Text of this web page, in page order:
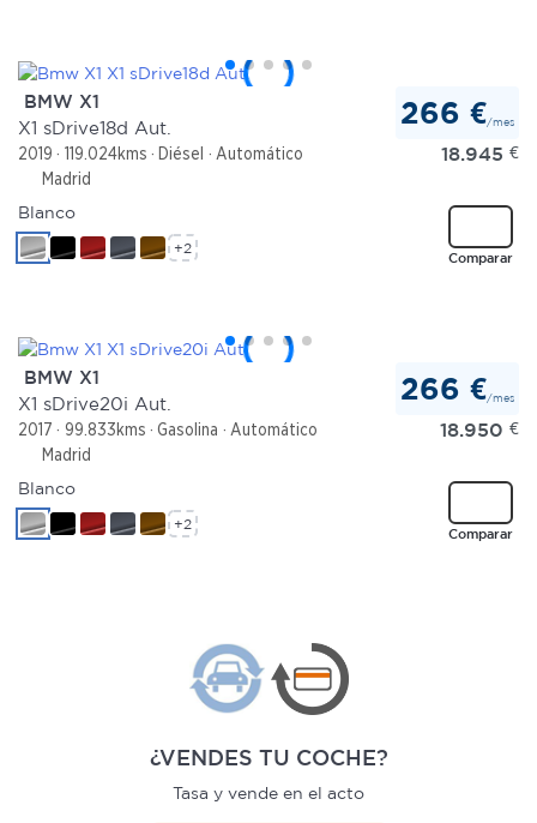
BMW X1
X1 sDrive18d Aut.
2019 119.024kms Diésel
Automático
Madrid
266 €/mes
18.945 €
Comparar
Blanco
+2
BMW X1
X1 sDrive20i Aut.
2017 99.833kms Gasolina
Automático
Madrid
266 €/mes
18.950 €
Comparar
Blanco
+2
¿VENDES TU COCHE?
Tasa y vende en el acto